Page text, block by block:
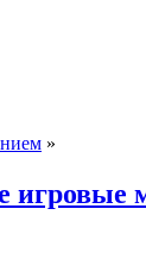
»
игровые